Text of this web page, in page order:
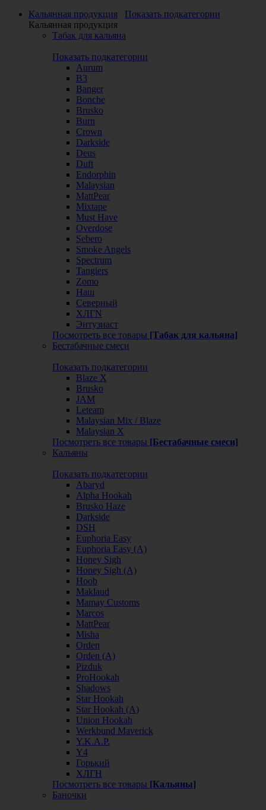
Кальянная продукция
Показать подкатегории
Кальянная продукция
Табак для кальяна
Показать подкатегории
Aurum
B3
Banger
Bonche
Brusko
Burn
Crown
Darkside
Deus
Duft
Endorphin
Malaysian
MattPear
Mixtape
Must Have
Overdose
Sebero
Smoke Angels
Spectrum
Tangiers
Zomo
Наш
Северный
ХЛГN
Энтузиаст
Посмотреть все товары [Табак для кальяна]
Бестабачные смеси
Показать подкатегории
Blaze X
Brusko
JAM
Leteam
Malaysian Mix / Blaze
Malaysian X
Посмотреть все товары [Бестабачные смеси]
Кальяны
Показать подкатегории
Abaryd
Alpha Hookah
Brusko Haze
Darkside
DSH
Euphoria Easy
Euphoria Easy (А)
Honey Sigh
Honey Sigh (А)
Hoob
Maklaud
Mamay Customs
Marcos
MattPear
Misha
Orden
Orden (А)
Pizduk
ProHookah
Shadows
Star Hookah
Star Hookah (А)
Union Hookah
Werkbund Maverick
Y.K.A.P.
Y4
Горький
ХЛГН
Посмотреть все товары [Кальяны]
Баночки